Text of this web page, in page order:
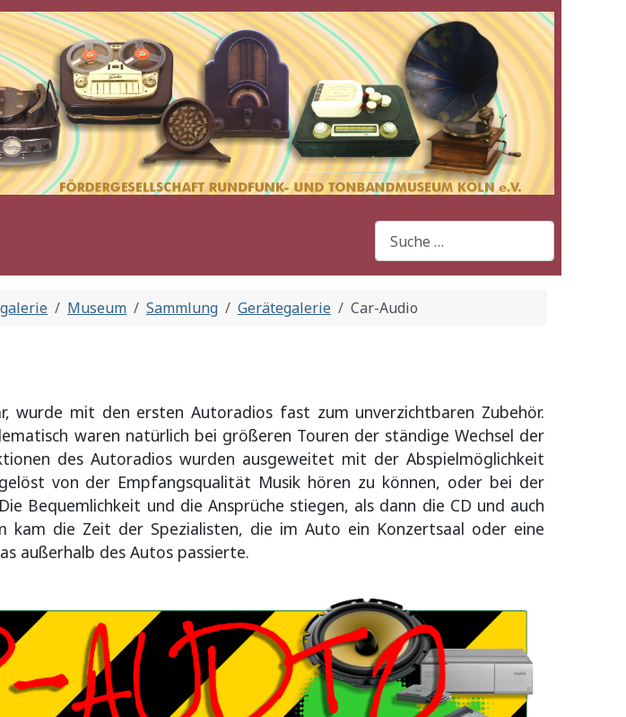
Suchen
Museum Sammlung Gerätegalerie Car-Audio
wurde mit den ersten Autoradios fast zum unverzichtbaren Zubehör.
waren natürlich bei größeren Touren der ständige Wechsel der
des Autoradios wurden ausgeweitet mit der Abspielmöglichkeit
von der Empfangsqualität Musik hören zu können, oder bei der
Bequemlichkeit und die Ansprüche stiegen, als dann die CD und auch
kam die Zeit der Spezialisten, die im Auto ein Konzertsaal oder eine
außerhalb des Autos passierte.